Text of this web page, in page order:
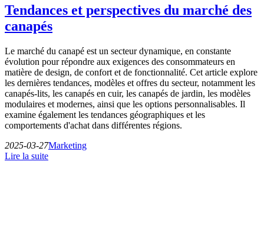
Tendances et perspectives du marché des
canapés
Le marché du canapé est un secteur dynamique, en constante
évolution pour répondre aux exigences des consommateurs en
matière de design, de confort et de fonctionnalité. Cet article explore
les dernières tendances, modèles et offres du secteur, notamment les
canapés-lits, les canapés en cuir, les canapés de jardin, les modèles
modulaires et modernes, ainsi que les options personnalisables. Il
examine également les tendances géographiques et les
comportements d'achat dans différentes régions.
2025-03-27Marketing
Lire la suite